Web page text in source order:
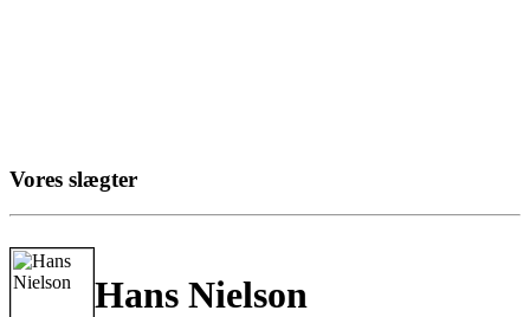
Vores slægter
Hans Nielson